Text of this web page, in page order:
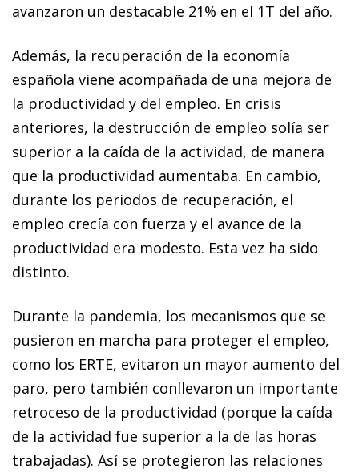
avanzaron un destacable 21% en el 1T del año.
Además, la recuperación de la economía
española viene acompañada de una mejora de
la productividad y del empleo. En crisis
anteriores, la destrucción de empleo solía ser
superior a la caída de la actividad, de manera
que la productividad aumentaba. En cambio,
durante los periodos de recuperación, el
empleo crecía con fuerza y el avance de la
productividad era modesto. Esta vez ha sido
distinto.
Durante la pandemia, los mecanismos que se
pusieron en marcha para proteger el empleo,
como los ERTE, evitaron un mayor aumento del
paro, pero también conllevaron un importante
retroceso de la productividad (porque la caída
de la actividad fue superior a la de las horas
trabajadas). Así se protegieron las relaciones